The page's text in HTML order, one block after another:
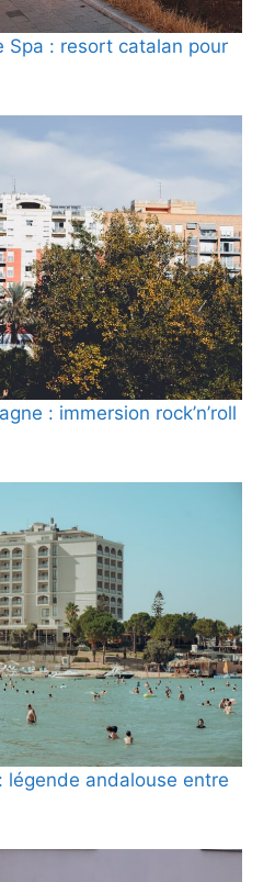
Spa : resort catalan pour
: immersion rock’n’roll
légende andalouse entre